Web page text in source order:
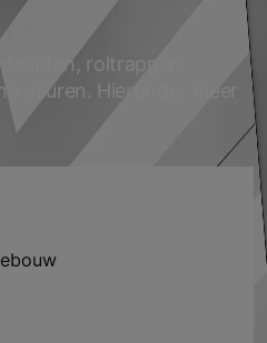
liften, roltrappen,
deuren. Hieronder meer